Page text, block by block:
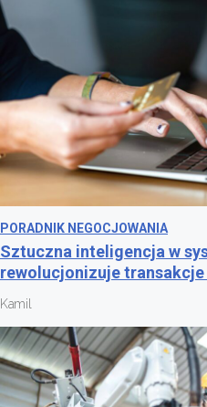
PORADNIK NEGOCJOWANIA
Sztuczna inteligencja w
rewolucjonizuje
Kamil